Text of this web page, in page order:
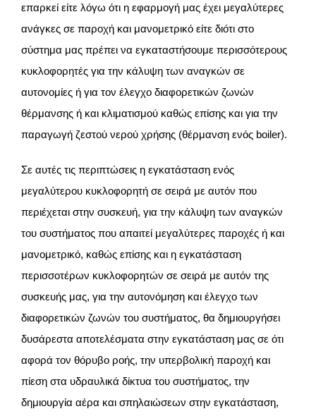
επαρκεί είτε λόγω ότι η εφαρμογή μας έχει μεγαλύτερες
ανάγκες σε παροχή και μανομετρικό είτε διότι στο
σύστημα μας πρέπει να εγκαταστήσουμε περισσότερους
κυκλοφορητές για την κάλυψη των αναγκών σε
αυτονομίες ή για τον έλεγχο διαφορετικών ζωνών
θέρμανσης ή και κλιματισμού καθώς επίσης και για την
παραγωγή ζεστού νερού χρήσης (θέρμανση ενός boiler).
Σε αυτές τις περιπτώσεις η εγκατάσταση ενός
μεγαλύτερου κυκλοφορητή σε σειρά με αυτόν που
περιέχεται στην συσκευή, για την κάλυψη των αναγκών
του συστήματος που απαιτεί μεγαλύτερες παροχές ή και
μανομετρικό, καθώς επίσης και η εγκατάσταση
περισσοτέρων κυκλοφορητών σε σειρά με αυτόν της
συσκευής μας, για την αυτονόμηση και έλεγχο των
διαφορετικών ζωνών του συστήματος, θα δημιουργήσει
δυσάρεστα αποτελέσματα στην εγκατάσταση μας σε ότι
αφορά τον θόρυβο ροής, την υπερβολική παροχή και
πίεση στα υδραυλικά δίκτυα του συστήματος, την
δημιουργία αέρα και σπηλαιώσεων στην εγκατάσταση,